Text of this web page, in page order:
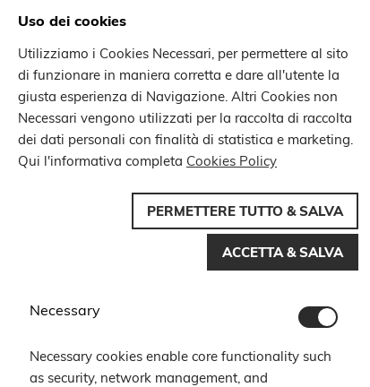
Gli ordini effettuati
Search
Uso dei cookies
Utilizziamo i Cookies Necessari, per permettere al sito
di funzionare in maniera corretta e dare all'utente la
giusta esperienza di Navigazione. Altri Cookies non
Necessari vengono utilizzati per la raccolta di raccolta
dei dati personali con finalità di statistica e marketing.
Qui l'informativa completa Cookies Policy
PERMETTERE TUTTO & SALVA
ACCETTA & SALVA
Necessary
Necessary cookies enable core functionality such
as security, network management, and